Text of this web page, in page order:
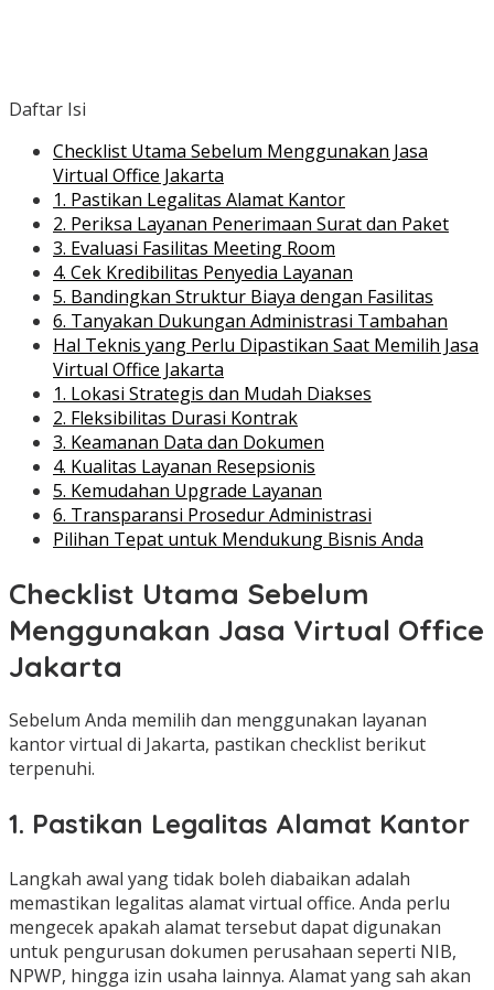
Daftar Isi
Checklist Utama Sebelum Menggunakan Jasa
Virtual Office Jakarta
1. Pastikan Legalitas Alamat Kantor
2. Periksa Layanan Penerimaan Surat dan Paket
3. Evaluasi Fasilitas Meeting Room
4. Cek Kredibilitas Penyedia Layanan
5. Bandingkan Struktur Biaya dengan Fasilitas
6. Tanyakan Dukungan Administrasi Tambahan
Hal Teknis yang Perlu Dipastikan Saat Memilih Jasa
Virtual Office Jakarta
1. Lokasi Strategis dan Mudah Diakses
2. Fleksibilitas Durasi Kontrak
3. Keamanan Data dan Dokumen
4. Kualitas Layanan Resepsionis
5. Kemudahan Upgrade Layanan
6. Transparansi Prosedur Administrasi
Pilihan Tepat untuk Mendukung Bisnis Anda
Checklist Utama Sebelum
Menggunakan Jasa Virtual Office
Jakarta
Sebelum Anda memilih dan menggunakan layanan
kantor virtual di Jakarta, pastikan checklist berikut
terpenuhi.
1. Pastikan Legalitas Alamat Kantor
Langkah awal yang tidak boleh diabaikan adalah
memastikan legalitas alamat virtual office. Anda perlu
mengecek apakah alamat tersebut dapat digunakan
untuk pengurusan dokumen perusahaan seperti NIB,
NPWP, hingga izin usaha lainnya. Alamat yang sah akan